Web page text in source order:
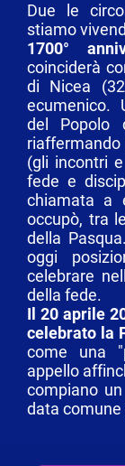
Due le
stiamo
1700°
coinciderà
di Nicea
ecumenico.
del Popolo
(gli incontri
fede e
chiamata a
occupò, tra
della
oggi
celebrare
della fede.
​Il 20 aprile
celebrato la
come una
appello
compiano
data comune